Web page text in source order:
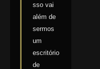
sso vai
além de
sermos
um
escritório
de